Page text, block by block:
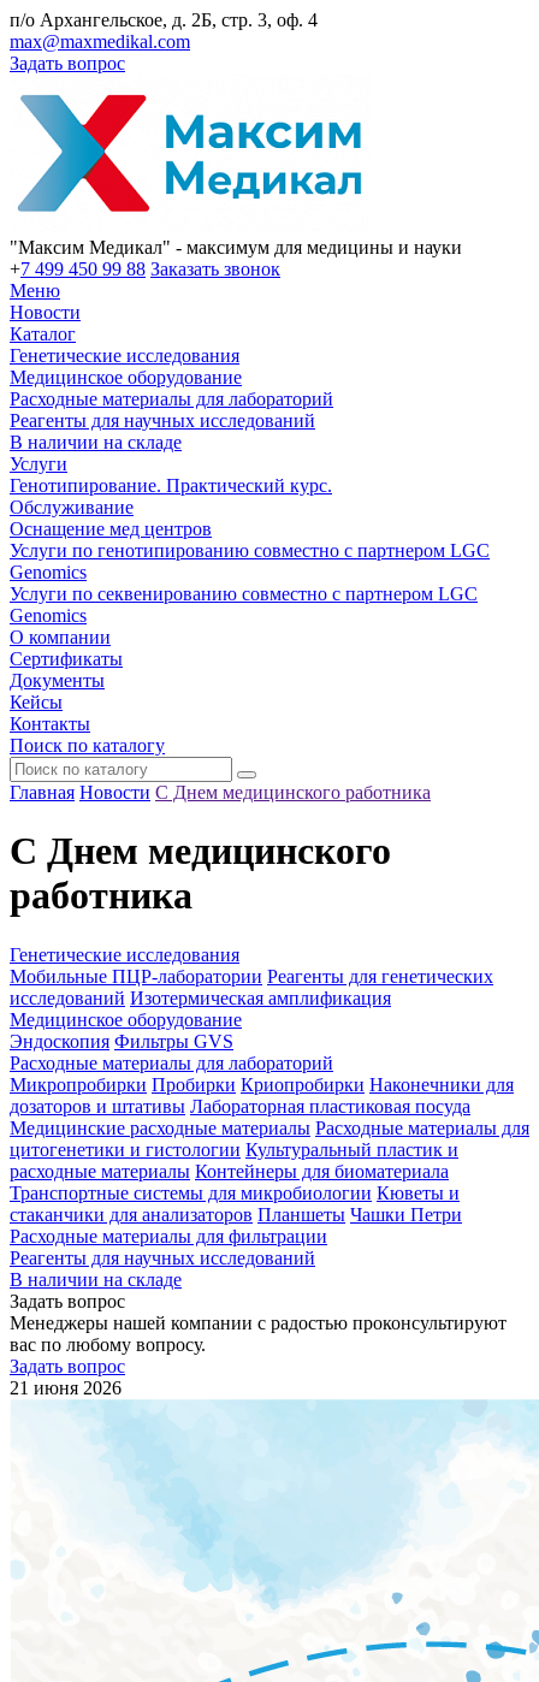
п/о Архангельское, д. 2Б, стр. 3, оф. 4
max@maxmedikal.com
Задать вопрос
"Максим Медикал" - максимум для медицины и науки
+7 499 450 99 88 Заказать звонок
Меню
Новости
Каталог
Генетические исследования
Медицинское оборудование
Расходные материалы для лабораторий
Реагенты для научных исследований
В наличии на складе
Услуги
Генотипирование. Практический курс.
Обслуживание
Оснащение мед центров
Услуги по генотипированию совместно с партнером LGC
Genomics
Услуги по секвенированию совместно с партнером LGC
Genomics
О компании
Сертификаты
Документы
Кейсы
Контакты
Поиск по каталогу
Главная Новости С Днем медицинского работника
С Днем медицинского
работника
Генетические исследования
Мобильные ПЦР-лаборатории Реагенты для генетических
исследований Изотермическая амплификация
Медицинское оборудование
Эндоскопия Фильтры GVS
Расходные материалы для лабораторий
Микропробирки Пробирки Криопробирки Наконечники для
дозаторов и штативы Лабораторная пластиковая посуда
Медицинские расходные материалы Расходные материалы для
цитогенетики и гистологии Культуральный пластик и
расходные материалы Контейнеры для биоматериала
Транспортные системы для микробиологии Кюветы и
стаканчики для анализаторов Планшеты Чашки Петри
Расходные материалы для фильтрации
Реагенты для научных исследований
В наличии на складе
Задать вопрос
Менеджеры нашей компании с радостью проконсультируют
вас по любому вопросу.
Задать вопрос
21 июня 2026